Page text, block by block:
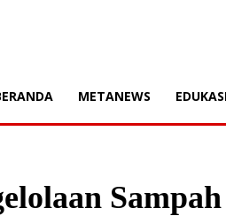
METANEWS